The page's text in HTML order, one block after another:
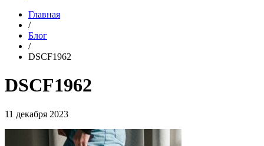
Главная
/
Блог
/
DSCF1962
DSCF1962
11 декабря 2023